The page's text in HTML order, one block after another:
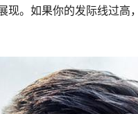
现。如果你的发际线过